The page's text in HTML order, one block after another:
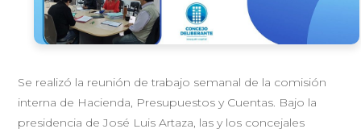
Se realizó la reunión de trabajo semanal de la comisión
interna de Hacienda, Presupuestos y Cuentas. Bajo la
presidencia de José Luis Artaza, las y los concejales